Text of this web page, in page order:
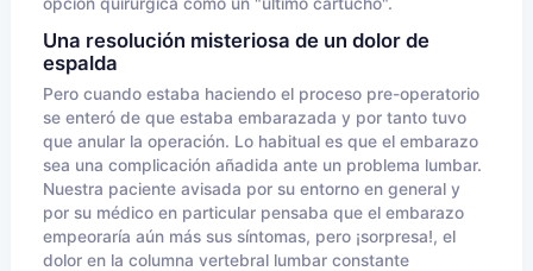
Una resolución misteriosa de un dolor de
espalda
Pero cuando estaba haciendo el proceso pre-operatorio
se enteró de que estaba embarazada y por tanto tuvo
que anular la operación. Lo habitual es que el embarazo
sea una complicación añadida ante un problema lumbar.
Nuestra paciente avisada por su entorno en general y
por su médico en particular pensaba que el embarazo
empeoraría aún más sus síntomas, pero ¡sorpresa!, el
dolor en la columna vertebral lumbar constante